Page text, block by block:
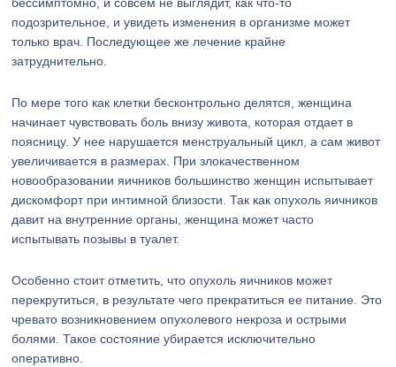
подозрительное, и увидеть изменения в организме может
только врач. Последующее же лечение крайне
затруднительно.
По мере того как клетки бесконтрольно делятся, женщина
начинает чувствовать боль внизу живота, которая отдает в
поясницу. У нее нарушается менструальный цикл, а сам живот
увеличивается в размерах. При злокачественном
новообразовании яичников большинство женщин испытывает
дискомфорт при интимной близости. Так как опухоль яичников
давит на внутренние органы, женщина может часто
испытывать позывы в туалет.
Особенно стоит отметить, что опухоль яичников может
перекрутиться, в результате чего прекратиться ее питание. Это
чревато возникновением опухолевого некроза и острыми
болями. Такое состояние убирается исключительно
оперативно.